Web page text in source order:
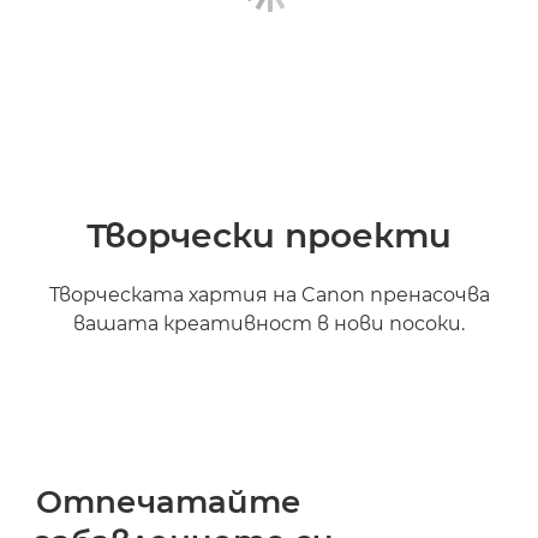
Творчески проекти
Творческата хартия на Canon пренасочва
вашата креативност в нови посоки.
Отпечатайте